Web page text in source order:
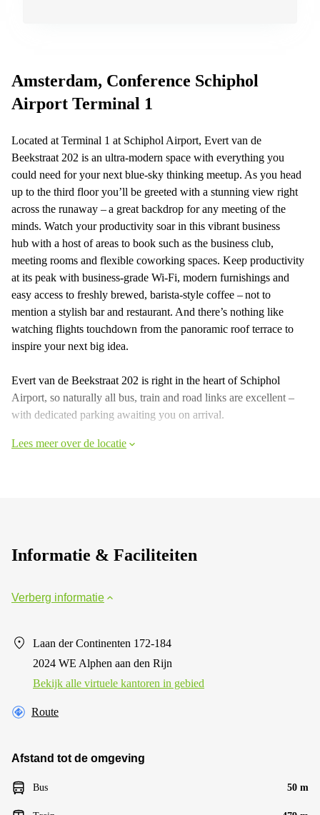
Coworking
space
Hilversum
space
Zwolle
Coworking
Haarlem
Kantoor
Huren
Hengelo
Bedrijfsruimte
Huren in
Nijmegen
Amsterdam, Conference Schiphol
Airport Terminal 1
Located at Terminal 1 at Schiphol Airport, Evert van de
Beekstraat 202 is an ultra-modern space with everything you
could need for your next blue-sky thinking meetup. As you head
up to the third floor you’ll be greeted with a stunning view right
across the runaway – a great backdrop for any meeting of the
minds. Watch your productivity soar in this vibrant business
hub with a host of areas to book such as the business club,
meeting rooms and flexible coworking spaces. Keep productivity
at its peak with business-grade Wi-Fi, modern furnishings and
easy access to freshly brewed, barista-style coffee – not to
mention a stylish bar and restaurant. And there’s nothing like
watching flights touchdown from the panoramic roof terrace to
inspire your next big idea.
Evert van de Beekstraat 202 is right in the heart of Schiphol
Airport, so naturally all bus, train and road links are excellent –
with dedicated parking awaiting you on arrival.
Lees meer over de locatie
Informatie & Faciliteiten
Verberg informatie
Laan der Continenten 172-184
2024 WE Alphen aan den Rijn
Bekijk alle virtuele kantoren in gebied
Route
Afstand tot de omgeving
Bus 50 m